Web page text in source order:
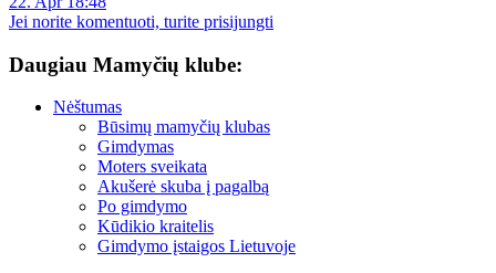
Jei norite komentuoti, turite prisijungti
Daugiau Mamyčių klube:
Nėštumas
Būsimų mamyčių klubas
Gimdymas
Moters sveikata
Akušerė skuba į pagalbą
Po gimdymo
Kūdikio kraitelis
Gimdymo įstaigos Lietuvoje